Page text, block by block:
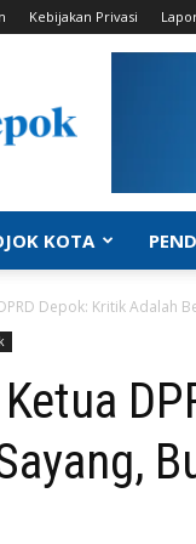
Kebijakan Privasi
KOTA
Depok: Kritik Adalah